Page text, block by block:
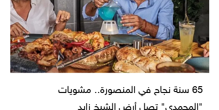
65 سنة نجاح في المنصورة.. مشويات
"المحمدي" تصل أرض الشيخ زايد